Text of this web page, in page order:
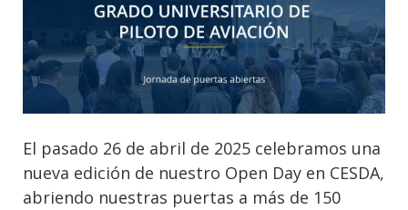
El pasado 26 de abril de 2025 celebramos una
nueva edición de nuestro Open Day en CESDA,
abriendo nuestras puertas a más de 150